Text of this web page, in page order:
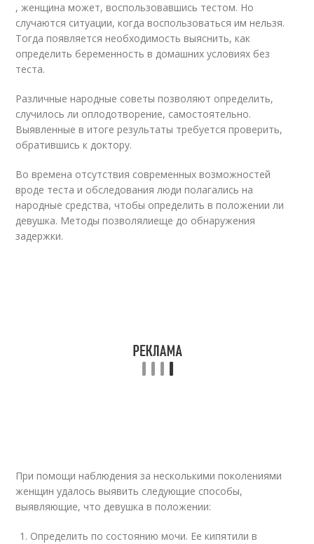
, женщина может, воспользовавшись тестом. Но
случаются ситуации, когда воспользоваться им нельзя.
Тогда появляется необходимость выяснить, как
определить беременность в домашних условиях без
теста.
Различные народные советы позволяют определить,
случилось ли оплодотворение, самостоятельно.
Выявленные в итоге результаты требуется проверить,
обратившись к доктору.
Во времена отсутствия современных возможностей
вроде теста и обследования люди полагались на
народные средства, чтобы определить в положении ли
девушка. Методы позволялиеще до обнаружения
задержки.
При помощи наблюдения за несколькими поколениями
женщин удалось выявить следующие способы,
выявляющие, что девушка в положении:
Определить по состоянию мочи. Ее кипятили в